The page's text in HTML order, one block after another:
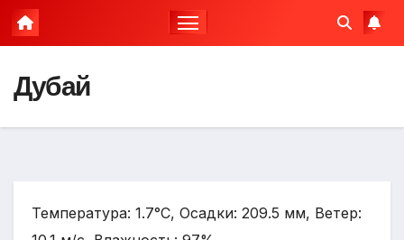
Дубай
Температура: 1.7°C, Осадки: 209.5 мм, Ветер: